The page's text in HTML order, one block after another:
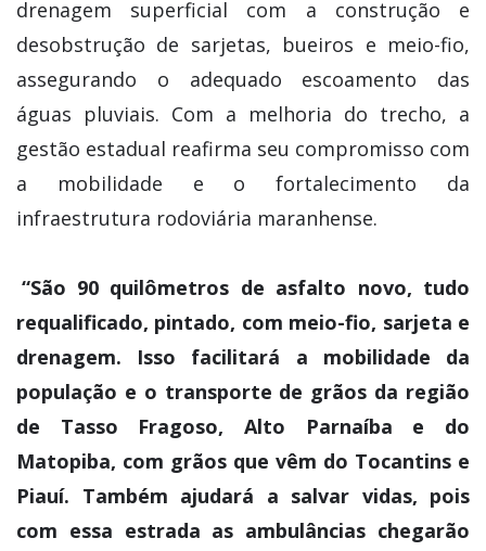
drenagem superficial com a construção e
desobstrução de sarjetas, bueiros e meio-fio,
assegurando o adequado escoamento das
águas pluviais. Com a melhoria do trecho, a
gestão estadual reafirma seu compromisso com
a mobilidade e o fortalecimento da
infraestrutura rodoviária maranhense.
“São 90 quilômetros de asfalto novo, tudo
requalificado, pintado, com meio-fio, sarjeta e
drenagem. Isso facilitará a mobilidade da
população e o transporte de grãos da região
de Tasso Fragoso, Alto Parnaíba e do
Matopiba, com grãos que vêm do Tocantins e
Piauí. Também ajudará a salvar vidas, pois
com essa estrada as ambulâncias chegarão